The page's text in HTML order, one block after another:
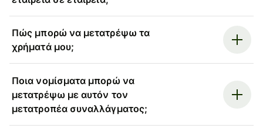
Πώς μπορώ να μετατρέψω τα
χρήματά μου;
Ποια νομίσματα μπορώ να
μετατρέψω με αυτόν τον
μετατροπέα συναλλάγματος;